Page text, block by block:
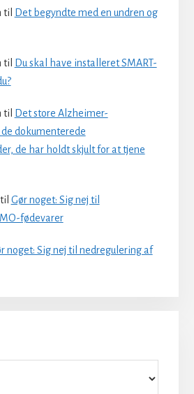
til
Det begyndte med en undren og
til
Du skal have installeret SMART-
til
Det store Alzheimer-
dokumenterede
de har holdt skjult for at tjene
til Gør noget: Sig nej til
fødevarer
noget: Sig nej til nedregulering af